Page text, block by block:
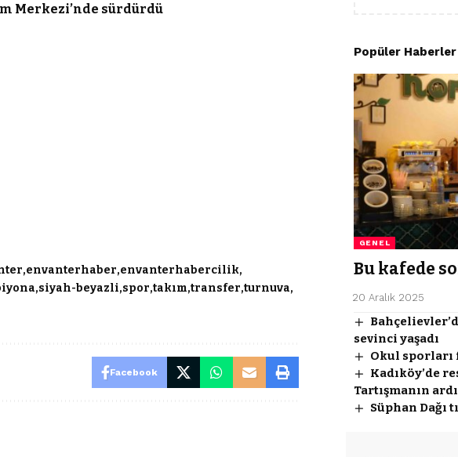
Merkezi’nde sürdürdü
envanterhaber envanterhabercilik
siyah-beyazli spor takım transfer turnuva
Facebook
Popüler Haberler
GENEL
Bu kafede
20 Aralık 2025
sevinci yaşadı
Okul sporları
Kadıköy’de
Tartışmanın
Süphan Dağı